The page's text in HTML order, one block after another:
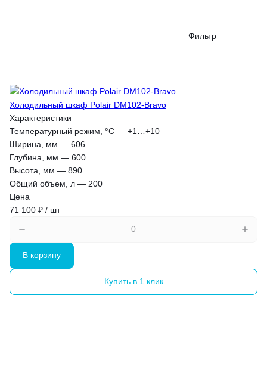
Фильтр
Холодильный шкаф Polair DM102-Bravo
Характеристики
Температурный режим, °С — +1…+10
Ширина, мм — 606
Глубина, мм — 600
Высота, мм — 890
Общий объем, л — 200
Цена
71 100 ₽ / шт
В корзину
Купить в 1 клик